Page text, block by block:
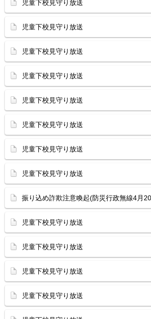
児童下校見守り放送
児童下校見守り放送
児童下校見守り放送
児童下校見守り放送
児童下校見守り放送
児童下校見守り放送
児童下校見守り放送
児童下校見守り放送
振り込め詐欺注意喚起(防災行政無線4月
児童下校見守り放送
児童下校見守り放送
児童下校見守り放送
児童下校見守り放送